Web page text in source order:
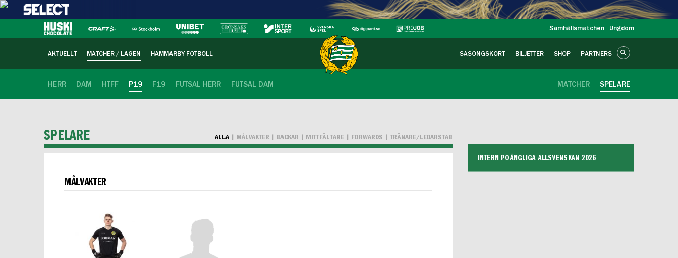
Samhällsmatchen Ungdom
AKTUELLT MATCHER / LAGEN HAMMARBY FOTBOLL SÄSONGSKORT BILJETTER SHOP PARTNERS
HERR DAM HTFF P19 F19 FUTSAL HERR FUTSAL DAM SPELARE
MATCHER
ALLA MÅLVAKTER BACKAR MITTFÄLTARE FORWARDS TRÄNARE/LEDARSTAB
SPELARE
MÅLVAKTER
INTERN POÄNGLIGA ALLSVENSKAN 2026